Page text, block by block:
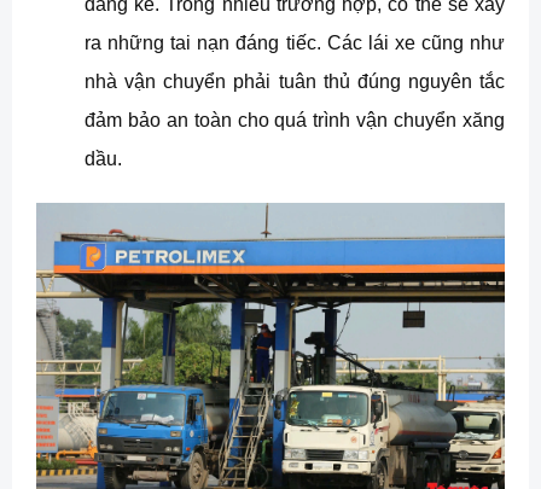
ra những tai nạn đáng tiếc. Các lái xe cũng như
nhà vận chuyển phải tuân thủ đúng nguyên tắc
đảm bảo an toàn cho quá trình vận chuyển xăng
dầu.